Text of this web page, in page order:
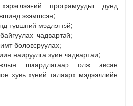
програмуудыг дунд
эзэмшсэн;
түвшний мэдлэгтэй;
чадвартай;
боловсруулах;
найруулга зүйн чадвартай;
шаардлагаар олж авсан
хувь хүний талаарх мэдээллийн